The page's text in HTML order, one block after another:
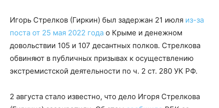
Игорь Стрелков (Гиркин) был задержан 21 июля из-за
поста от 25 мая 2022 года о Крыме и денежном
довольствии 105 и 107 десантных полков. Стрелкова
обвиняют в публичных призывах к осуществлению
экстремистской деятельности по ч. 2 ст. 280 УК РФ.
2 августа стало известно, что дело Игоря Стрелкова